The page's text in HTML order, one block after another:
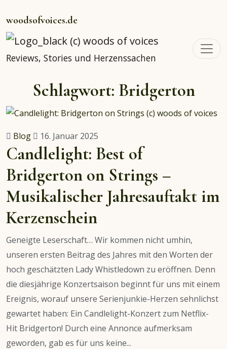
woodsofvoices.de
Reviews, Stories und Herzenssachen
Schlagwort: Bridgerton
Blog 16. Januar 2025
Candlelight: Best of
Bridgerton on Strings –
Musikalischer Jahresauftakt im
Kerzenschein
Geneigte Leserschaft… Wir kommen nicht umhin,
unseren ersten Beitrag des Jahres mit den Worten der
hoch geschätzten Lady Whistledown zu eröffnen. Denn
die diesjährige Konzertsaison beginnt für uns mit einem
Ereignis, worauf unsere Serienjunkie-Herzen sehnlichst
gewartet haben: Ein Candlelight-Konzert zum Netflix-
Hit Bridgerton! Durch eine Annonce aufmerksam
geworden, gab es für uns keine...